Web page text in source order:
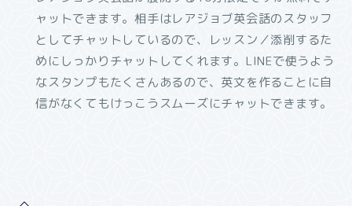
ャットできます。相手はレアジョブ英会話のスタッフ
としてチャットしているので、レッスン／添削するた
めにしっかりチャットしてくれます。LINEで使うよう
なスタンプもたくさんあるので、英文を作ることに自
信がなくてもけっこうスムーズにチャットできます。